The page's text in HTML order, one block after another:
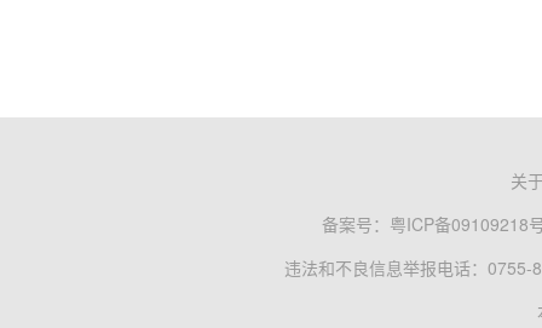
关
备案号： 粤ICP备09109218
违法和不良信息举报电话：0755-